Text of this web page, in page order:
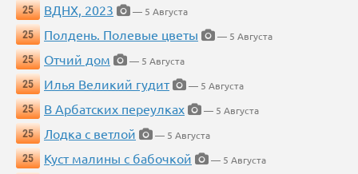
25 ВДНХ, 2023
— 5 Августа
25
Полдень. Полевые цветы
— 5 Августа
25
Отчий дом
— 5 Августа
25
Илья Великий гудит
— 5 Августа
25
В Арбатских переулках
— 5 Августа
25
Лодка с ветлой
— 5 Августа
25
Куст малины с бабочкой
— 5 Августа